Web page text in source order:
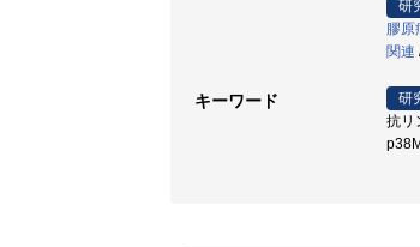
研
膠
関連
キーワード
研
抗リ